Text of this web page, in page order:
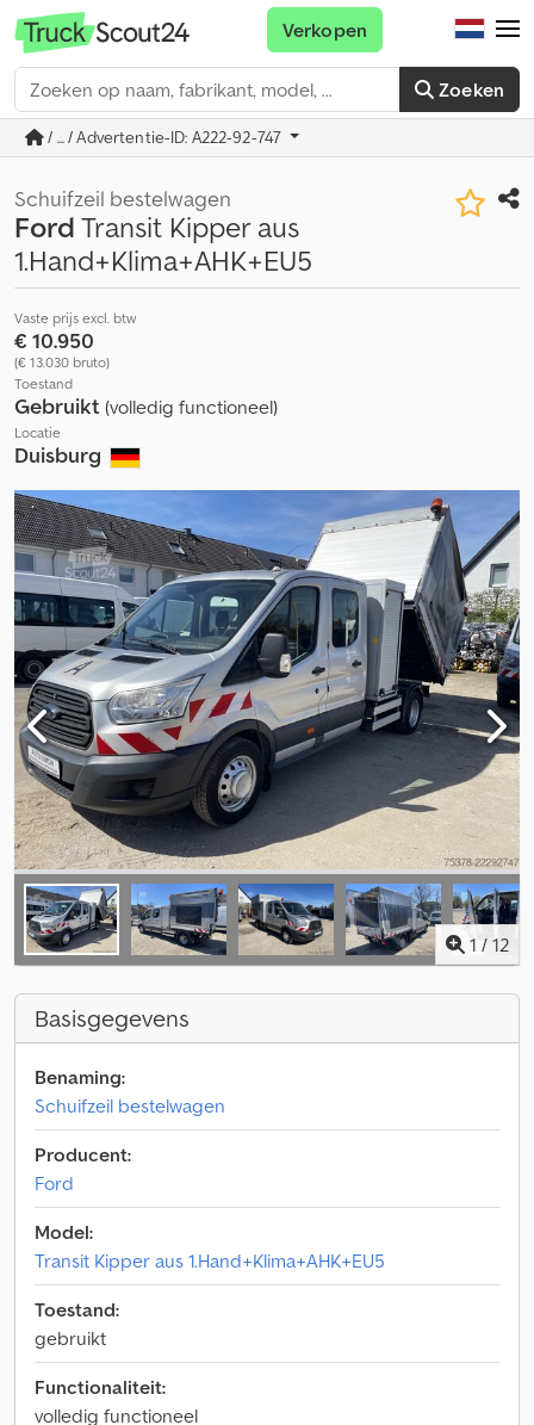
Zoeken
Verkopen
/ ... / Advertentie-ID: A222-92-747
Schuifzeil bestelwagen
FordTransit Kipper aus
1.Hand+Klima+AHK+EU5
Vaste prijs excl. btw
€ 10.950
(€ 13.030 bruto)
Toestand
Gebruikt (volledig functioneel)
Locatie
Duisburg
1 / 12
Basisgegevens
Benaming:
Schuifzeil bestelwagen
Producent:
Ford
Model:
Transit Kipper aus 1.Hand+Klima+AHK+EU5
Toestand:
gebruikt
Functionaliteit:
volledig functioneel